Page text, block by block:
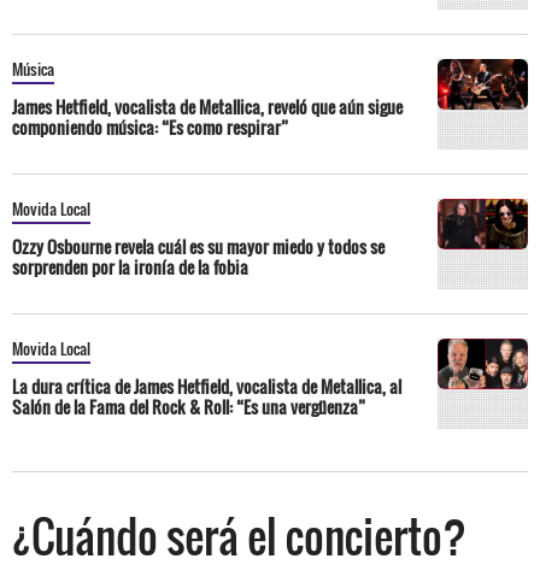
Música
James Hetfield, vocalista de Metallica, reveló que aún sigue
componiendo música: “Es como respirar”
Movida Local
Ozzy Osbourne revela cuál es su mayor miedo y todos se
sorprenden por la ironía de la fobia
Movida Local
La dura crítica de James Hetfield, vocalista de Metallica, al
Salón de la Fama del Rock & Roll: “Es una vergüenza”
¿Cuándo será el concierto?